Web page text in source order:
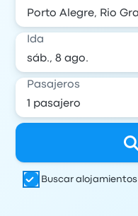
Ida
Pasajeros
Buscar alojamientos